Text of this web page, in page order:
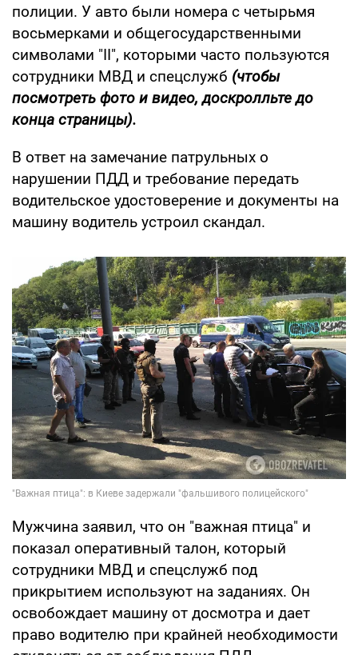
полиции. У авто были номера с четырьмя
восьмерками и общегосударственными
символами "ІІ", которыми часто пользуются
сотрудники МВД и спецслужб (чтобы
посмотреть фото и видео, доскролльте до
конца страницы).
В ответ на замечание патрульных о
нарушении ПДД и требование передать
водительское удостоверение и документы на
машину водитель устроил скандал.
Мужчина заявил, что он "важная птица" и
показал оперативный талон, который
сотрудники МВД и спецслужб под
прикрытием используют на заданиях. Он
освобождает машину от досмотра и дает
право водителю при крайней необходимости